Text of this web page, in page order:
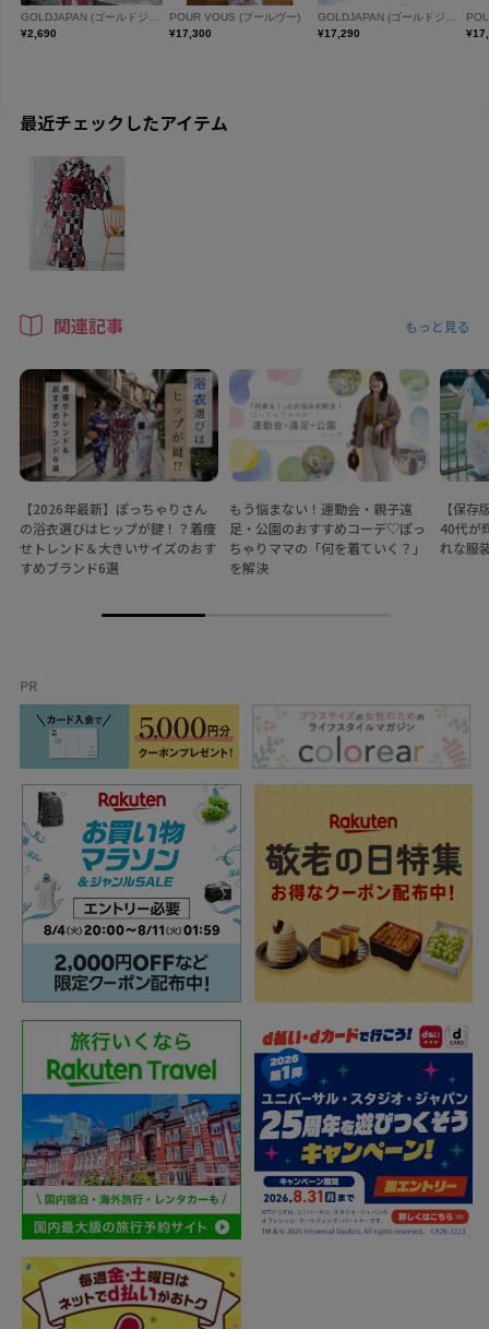
最近チェックしたアイテム
関連記事 もっと見る
【2026年最新】ぽっちゃりさん
の浴衣選びはヒップが鍵！？着痩
せトレンド＆大きいサイズのおす
すめブランド6選
もう悩まない！運動会・親子遠
足・公園のおすすめコーデ♡ぽっ
ちゃりママの「何を着ていく？」
を解決
【保
40代が
れな服
PR